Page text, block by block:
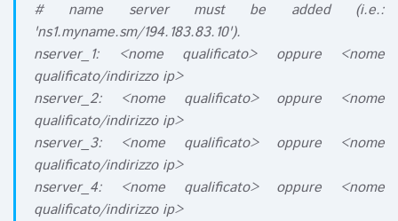
# name server must be added (i.e.:
'ns1.myname.sm/194.183.83.10').
nserver_1: <nome qualificato> oppure <nome
qualificato/indirizzo ip>
nserver_2: <nome qualificato> oppure <nome
qualificato/indirizzo ip>
nserver_3: <nome qualificato> oppure <nome
qualificato/indirizzo ip>
nserver_4: <nome qualificato> oppure <nome
qualificato/indirizzo ip>